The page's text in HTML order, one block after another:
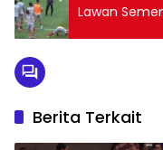
Lawan
Berita Terkait